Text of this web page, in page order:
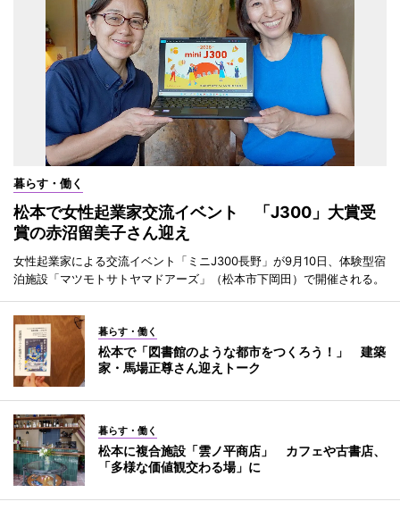
暮らす・働く
松本で女性起業家交流イベント 「J300」大賞受
賞の赤沼留美子さん迎え
女性起業家による交流イベント「ミニJ300長野」が9月10日、体験型宿
泊施設「マツモトサトヤマドアーズ」（松本市下岡田）で開催される。
暮らす・働く
松本で「図書館のような都市をつくろう！」 建築
家・馬場正尊さん迎えトーク
暮らす・働く
松本に複合施設「雲ノ平商店」 カフェや古書店、
「多様な価値観交わる場」に